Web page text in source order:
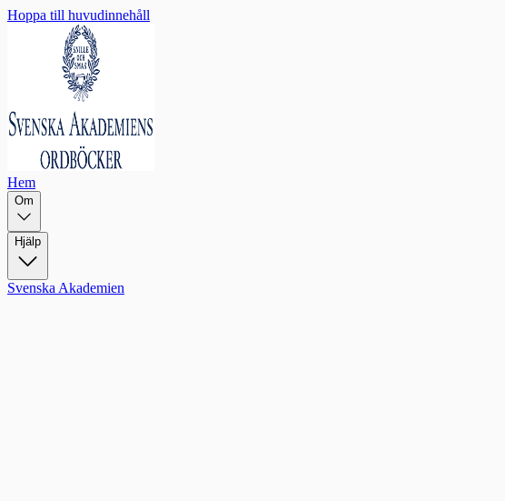
Hoppa till huvudinnehåll
Hem
Om
Hjälp
Svenska Akademien